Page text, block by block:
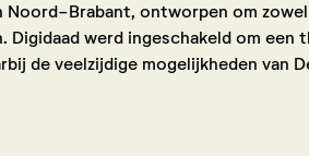
Noord-Brabant, ontworpen om zowel
werd ingeschakeld om een
de veelzijdige mogelijkheden van